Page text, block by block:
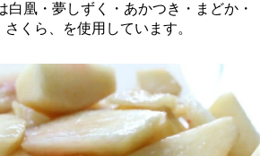
白凰・夢しずく・あかつき・まどか・
くら、を使用しています。